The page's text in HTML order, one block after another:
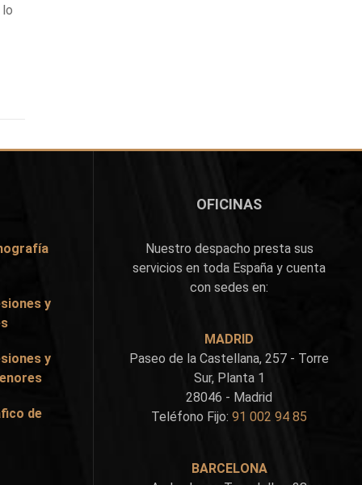
y
y
de
OFICINAS
Nuestro despacho presta sus
servicios en toda España y cuenta
con sedes en:
MADRID
Paseo de la Castellana, 257 - Torre
Sur, Planta 1
28046 - Madrid
Teléfono Fijo:91 002 94 85
BARCELONA